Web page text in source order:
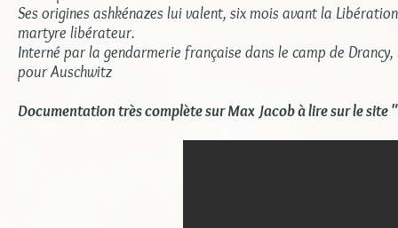
Ses origines ashkénazes lui valent, six mois avant la
martyre libérateur.
Interné par la gendarmerie française dans le camp de
pour Auschwitz
Documentation très complète sur Max Jacob à lire sur le site